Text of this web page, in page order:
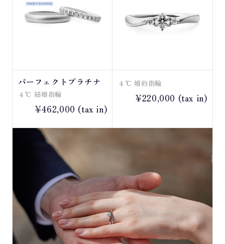
パーフェクトプラチナ
４℃ 結婚指輪
¥462,000 (tax in)
４℃ 婚約指輪
¥220,000 (tax in)